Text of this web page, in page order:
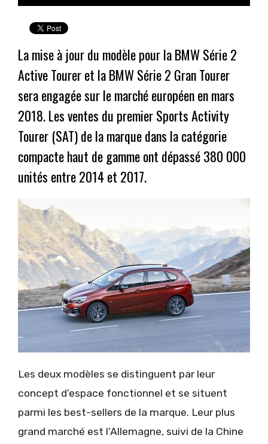
La mise à jour du modèle pour laBMW Série 2
Active Toureret laBMW Série 2 Gran Tourer
sera engagée sur le marché européen en mars
2018. Les ventes du premier Sports Activity
Tourer (SAT) de la marque dans la catégorie
compacte haut de gamme ont dépassé 380 000
unités entre 2014 et 2017.
Les deux modèles se distinguent par leur
concept d’espace fonctionnel et se situent
parmi les best-sellers de la marque. Leur plus
grand marché est l’Allemagne, suivi de la Chine